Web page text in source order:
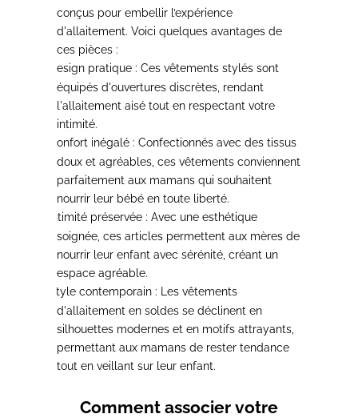
conçus pour embellir l’expérience
d'allaitement. Voici quelques avantages de
ces pièces :
Design pratique : Ces vêtements stylés sont
équipés d'ouvertures discrètes, rendant
l'allaitement aisé tout en respectant votre
intimité.
Confort inégalé : Confectionnés avec des tissus
doux et agréables, ces vêtements conviennent
parfaitement aux mamans qui souhaitent
nourrir leur bébé en toute liberté.
Intimité préservée : Avec une esthétique
soignée, ces articles permettent aux mères de
nourrir leur enfant avec sérénité, créant un
espace agréable.
Style contemporain : Les vêtements
d'allaitement en soldes se déclinent en
silhouettes modernes et en motifs attrayants,
permettant aux mamans de rester tendance
tout en veillant sur leur enfant.
Comment associer votre